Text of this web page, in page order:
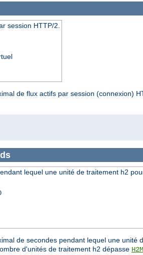
session HTTP/2.
de flux actifs par session (connexion)
lequel une unité de traitement h2
de secondes pendant lequel une
d'unités de traitement h2 dépasse